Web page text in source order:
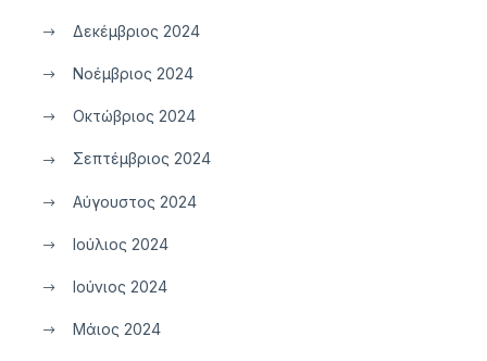
Δεκέμβριος 2024
Νοέμβριος 2024
Οκτώβριος 2024
Σεπτέμβριος 2024
Αύγουστος 2024
Ιούλιος 2024
Ιούνιος 2024
Μάιος 2024